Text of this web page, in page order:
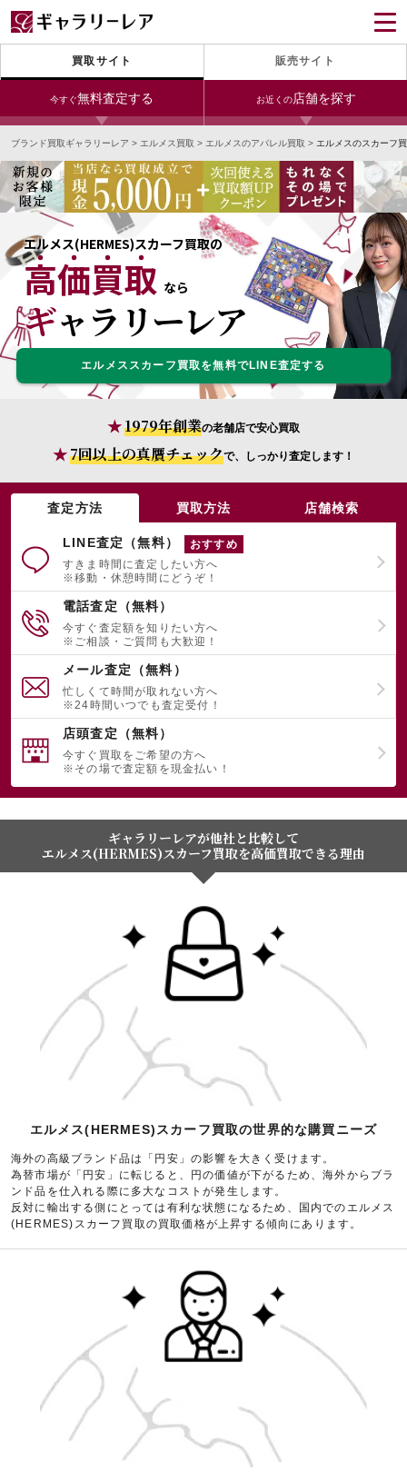
買取サイト 販売サイト
今すぐ無料査定する お近くの店舗を探す
今すぐLINE査定
24時間受付（対応時間10:00～19:00）
宅配買取を申し込む
無料の宅配キットをお届けします
今すぐ電話査定
受付時間 10:00～19:00
銀座本店 青山表参道店 新宿東口店
小田急新宿店 LAB東京 名古屋大須店
心斎橋本店 東心斎橋店 梅田店
なんば店 神戸元町(三宮)店 LAB大阪
宅配買取を申し込む
ブランド買取ギャラリーレア > エルメス買取 > エルメスのアパレル買取 > エルメスのスカーフ
エルメス(HERMES)スカーフ買取の
高価買取 なら
ギャラリーレア
エルメススカーフ買取を無料でLINE査定する
1979年創業の老舗店で安心買取
7回以上の真贋チェックで、しっかり査定します！
査定方法 買取方法 店舗検索
LINE査定（無料）
おすすめ
すきま時間に査定したい方へ
※移動・休憩時間にどうぞ！
電話査定（無料）
今すぐ査定額を知りたい方へ
※ご相談・ご質問も大歓迎！
メール査定（無料）
忙しくて時間が取れない方へ
※24時間いつでも査定受付！
店頭査定（無料）
今すぐ買取をご希望の方へ
※その場で査定額を現金払い！
ギャラリーレアが他社と比較して
エルメス(HERMES)スカーフ買取を高価買取できる理由
エルメス(HERMES)スカーフ買取の世界的な購買ニーズ
海外の高級ブランド品は「円安」の影響を大きく受けます。
為替市場が「円安」に転じると、円の価値が下がるため、海外からブラ
ンド品を仕入れる際に多大なコストが発生します。
反対に輸出する側にとっては有利な状態になるため、国内でのエルメス
(HERMES)スカーフ買取の買取価格が上昇する傾向にあります。